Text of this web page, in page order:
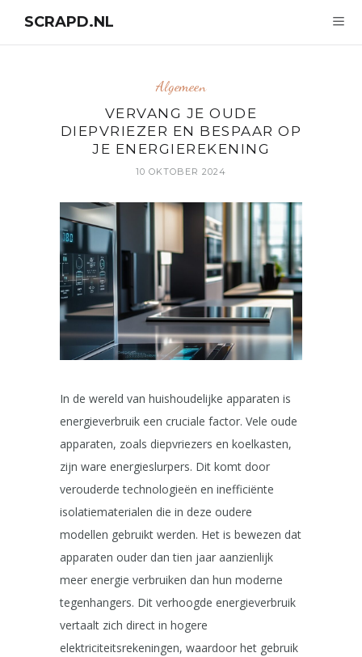
SCRAPD.NL
Algemeen
VERVANG JE OUDE
DIEPVRIEZER EN BESPAAR OP
JE ENERGIEREKENING
10 OKTOBER 2024
In de wereld van huishoudelijke apparaten is
energieverbruik een cruciale factor. Vele oude
apparaten, zoals diepvriezers en koelkasten,
zijn ware energieslurpers. Dit komt door
verouderde technologieën en inefficiënte
isolatiematerialen die in deze oudere
modellen gebruikt werden. Het is bewezen dat
apparaten ouder dan tien jaar aanzienlijk
meer energie verbruiken dan hun moderne
tegenhangers. Dit verhoogde energieverbruik
vertaalt zich direct in hogere
elektriciteitsrekeningen, waardoor het gebruik